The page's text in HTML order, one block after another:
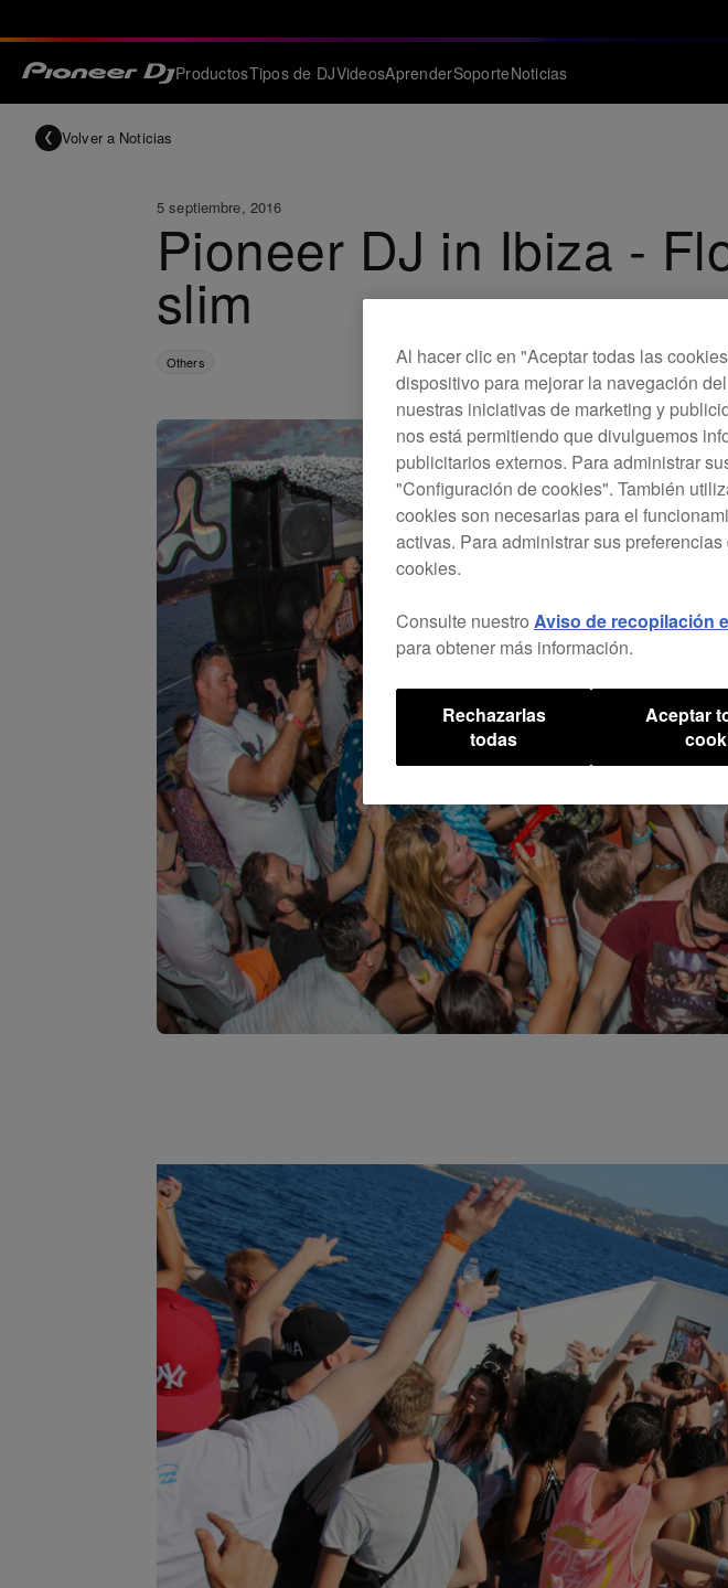
ProductosTipos de DJVideosAprenderSoporteNoticias
Volver a Noticias
5 septiembre, 2016
Pioneer DJ in Ibiza -
slim
Others
Al hacer clic en "Aceptar todas las
dispositivo para mejorar la navegación
nuestras iniciativas de marketing y
nos está permitiendo que divulguemos
publicitarios externos. Para administrar
"Configuración de cookies". También
cookies son necesarias para el
activas. Para administrar sus
cookies.
Consulte nuestro Aviso de recopilación
para obtener más información.
Rechazarlas
todas
Aceptar